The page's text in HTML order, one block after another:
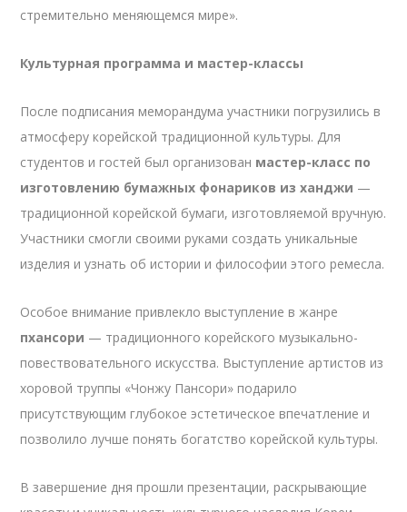
стремительно меняющемся мире».
Культурная программа и мастер-классы
После подписания меморандума участники погрузились в
атмосферу корейской традиционной культуры. Для
студентов и гостей был организован мастер-класс по
изготовлению бумажных фонариков из ханджи —
традиционной корейской бумаги, изготовляемой вручную.
Участники смогли своими руками создать уникальные
изделия и узнать об истории и философии этого ремесла.
Особое внимание привлекло выступление в жанре
пхансори — традиционного корейского музыкально-
повествовательного искусства. Выступление артистов из
хоровой труппы «Чонжу Пансори» подарило
присутствующим глубокое эстетическое впечатление и
позволило лучше понять богатство корейской культуры.
В завершение дня прошли презентации, раскрывающие